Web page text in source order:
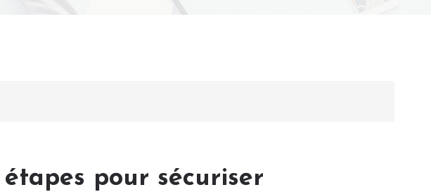
pour sécuriser